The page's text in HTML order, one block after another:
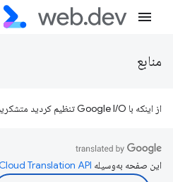
منابع
از اینکه با Google I/O تنظیم کردید متشکریم!
این صفحه به‌وسیله